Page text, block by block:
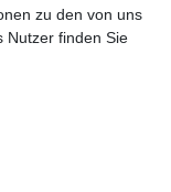
*
zu den von uns
Nutzer finden Sie